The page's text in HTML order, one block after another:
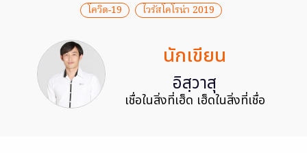
โควิด-19 ไวรัสโคโรน่า 2019
นักเขียน
อิสฺวาสุ
เชื่อในสิ่งที่เฮ็ด เฮ็ดในสิ่งที่เชื่อ